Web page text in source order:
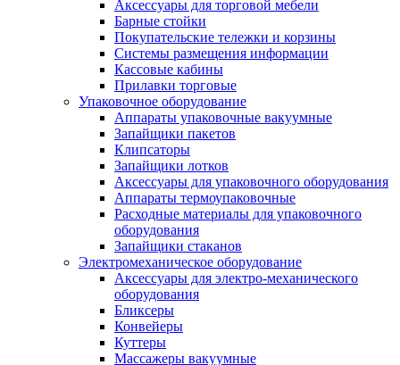
Аксессуары для торговой мебели
Барные стойки
Покупательские тележки и корзины
Системы размещения информации
Кассовые кабины
Прилавки торговые
Упаковочное оборудование
Аппараты упаковочные вакуумные
Запайщики пакетов
Клипсаторы
Запайщики лотков
Аксессуары для упаковочного оборудования
Аппараты термоупаковочные
Расходные материалы для упаковочного
оборудования
Запайщики стаканов
Электромеханическое оборудование
Аксессуары для электро-механического
оборудования
Бликсеры
Конвейеры
Куттеры
Массажеры вакуумные